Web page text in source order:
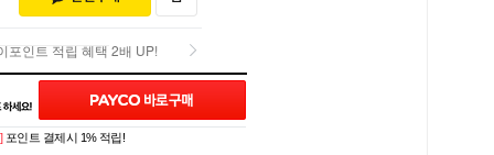
포인트 적립 혜택 2배 UP!
포인트 적립 혜택 2배 UP!
포인트 결제시 1% 적립!
(0)